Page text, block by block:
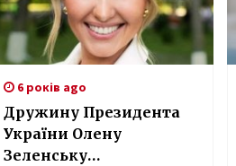
6 років ago
Дружину Президента
України Олену
Зеленську